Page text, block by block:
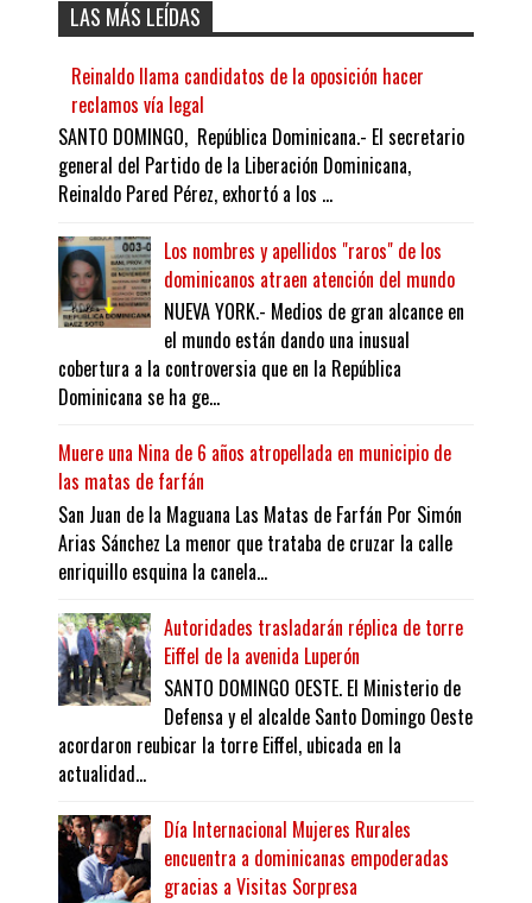
LAS MÁS LEÍDAS
Reinaldo llama candidatos de la oposición hacer
reclamos vía legal
SANTO DOMINGO, República Dominicana.- El secretario
general del Partido de la Liberación Dominicana,
Reinaldo Pared Pérez, exhortó a los ...
Los nombres y apellidos "raros" de los
dominicanos atraen atención del mundo
NUEVA YORK.- Medios de gran alcance en
el mundo están dando una inusual
cobertura a la controversia que en la República
Dominicana se ha ge...
Muere una Nina de 6 años atropellada en municipio de
las matas de farfán
San Juan de la Maguana Las Matas de Farfán Por Simón
Arias Sánchez La menor que trataba de cruzar la calle
enriquillo esquina la canela...
Autoridades trasladarán réplica de torre
Eiffel de la avenida Luperón
SANTO DOMINGO OESTE. El Ministerio de
Defensa y el alcalde Santo Domingo Oeste
acordaron reubicar la torre Eiffel, ubicada en la
actualidad...
Día Internacional Mujeres Rurales
encuentra a dominicanas empoderadas
gracias a Visitas Sorpresa